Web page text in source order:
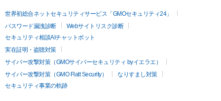
世界初総合ネットセキュリティサービス「GMOセキュリティ24」
パスワード漏洩診断
Webサイトリスク診断
セキュリティ相談AIチャットボット
実在証明・盗聴対策
サイバー攻撃対策（GMOサイバーセキュリティ byイエラエ）
サイバー攻撃対策（GMO Flatt Security）
なりすまし対策
セキュリティ事業の軌跡